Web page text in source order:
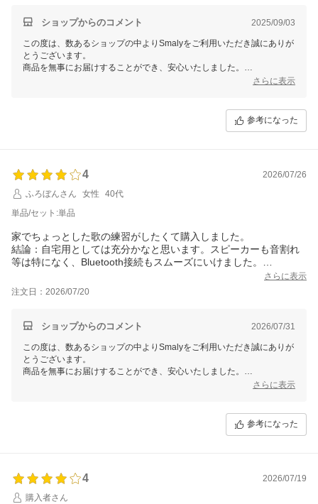
える年齢からがいいと思いました。
電源ボタンを押すと、割とボリューム大な英語が流れます。調整
できないみたいなので、はじめはうるさいなと思っていました
が、今ではみんなで英語を覚えてせーので言っています。（笑）
ショップからのコメント 2025/09/03
この度は、数あるショップの中よりSmalyをご利用いただき誠にありが
とうございます。
商品を無事にお届けすることができ、安心いたしました。
また、お忙しい中レビューをご記入いただき誠にありがとうございま
またのご来店をスタッフ一同心よりお待ちしております。
さらに表示
参考になった
4
2026/07/26
ふろぼんさん
女性
40代
単品/セット:単品
家でちょっとした歌の練習がしたくて購入しました。
結論：自宅用としては充分かなと思います。スピーカーも音割れ
等は特になく、Bluetooth接続もスムーズにいけました。
タブレットと繋いでカラオケ映像にあわせて歌うだけでも結構気
分が出て、楽しいです。
ケース付きなのが地味に嬉しかったです♪
びっくりします。
さらに表示
注文日：2026/07/20
ショップからのコメント 2026/07/31
この度は、数あるショップの中よりSmalyをご利用いただき誠にありが
とうございます。
商品を無事にお届けすることができ、安心いたしました。
レビューをご投稿いただき誠にありがとうございました。
さらに表示
参考になった
4
2026/07/19
購入者さん